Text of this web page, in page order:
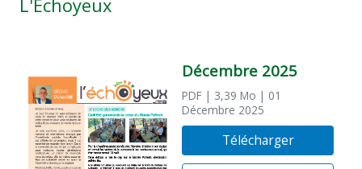
L'Échoyeux
Décembre 2025
PDF | 3,39 Mo | 01
Décembre 2025
Télécharger